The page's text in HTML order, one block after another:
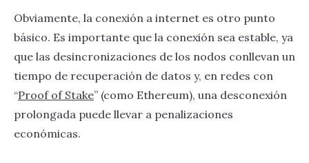
Obviamente, la conexión a internet es otro punto
básico. Es importante que la conexión sea estable, ya
que las desincronizaciones de los nodos conllevan un
tiempo de recuperación de datos y, en redes con
“Proof of Stake” (como Ethereum), una desconexión
prolongada puede llevar a penalizaciones
económicas.